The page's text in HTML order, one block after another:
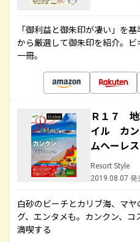
「御利益と御朱印が凄い」を
から厳選して御朱印を紹介。
一冊。
Ｒ１７
イル カ
ムヘーレ
Resort Style
2019.08.07 発
白砂のビーチとカリブ海、マ
グ、エンタメも。カンクン、
満喫する